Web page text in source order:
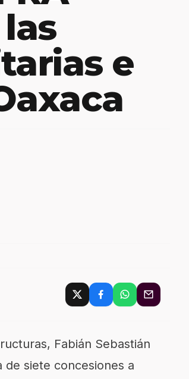
e
Fabián Sebastián
de siete concesiones a